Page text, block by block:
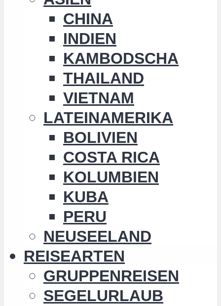
CHINA
INDIEN
KAMBODSCHA
THAILAND
VIETNAM
LATEINAMERIKA
BOLIVIEN
COSTA RICA
KOLUMBIEN
KUBA
PERU
NEUSEELAND
REISEARTEN
GRUPPENREISEN
SEGELURLAUB